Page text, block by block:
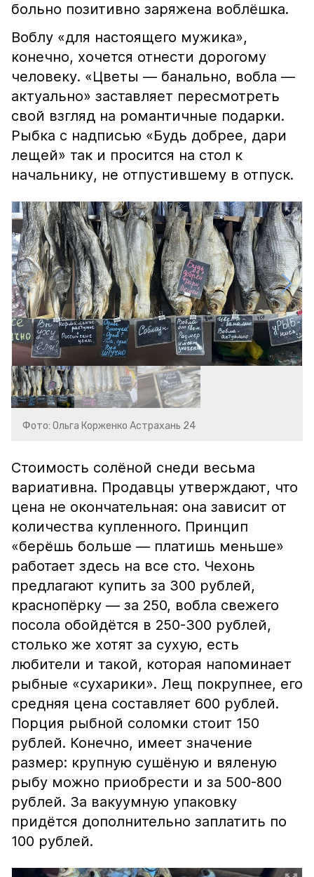
больно позитивно заряжена воблёшка.
Воблу «для настоящего мужика»,
конечно, хочется отнести дорогому
человеку. «Цветы — банально, вобла —
актуально» заставляет пересмотреть
свой взгляд на романтичные подарки.
Рыбка с надписью «Будь добрее, дари
лещей» так и просится на стол к
начальнику, не отпустившему в отпуск.
Фото: Ольга Корженко Астрахань 24
Стоимость солёной снеди весьма
вариативна. Продавцы утверждают, что
цена не окончательная: она зависит от
количества купленного. Принцип
«берёшь больше — платишь меньше»
работает здесь на все сто. Чехонь
предлагают купить за 300 рублей,
краснопёрку — за 250, вобла свежего
посола обойдётся в 250-300 рублей,
столько же хотят за сухую, есть
любители и такой, которая напоминает
рыбные «сухарики». Лещ покрупнее, его
средняя цена составляет 600 рублей.
Порция рыбной соломки стоит 150
рублей. Конечно, имеет значение
размер: крупную сушёную и вяленую
рыбу можно приобрести и за 500-800
рублей. За вакуумную упаковку
придётся дополнительно заплатить по
100 рублей.